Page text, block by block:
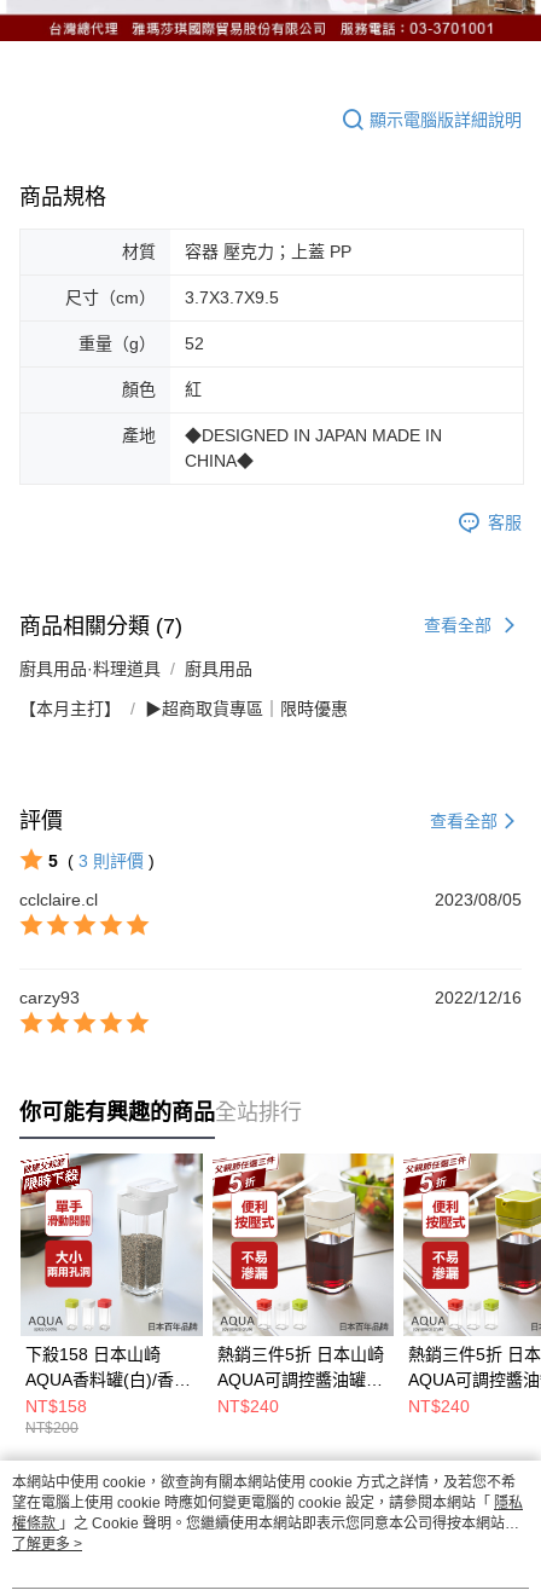
顯示電腦版詳細說明
商品規格
材質 容器 壓克力；上蓋 PP
尺寸（cm） 3.7X3.7X9.5
重量（g） 52
顏色 紅
產地
◆DESIGNED IN JAPAN MADE IN
CHINA◆
客服
商品相關分類 (7) 查看全部
廚具用品·料理道具 廚具用品
【本月主打】 ▶超商取貨專區｜限時優惠
評價 查看全部
5 ( 3 則評價 )
cclclaire.cl
2023/08/05
carzy93 2022/12/16
你可能有興趣的商品全站排行
下殺158 日本山崎
AQUA香料罐(白)/香料
瓶罐/調味料瓶罐/料理
瓶罐/料理配件
NT$158
NT$200
熱銷三件5折 日本山崎
AQUA可調控醬油罐
(白)/香料瓶罐/調味料
件
NT$240
熱銷三件5折 日
AQUA可調控醬
(綠)/香料瓶罐/調
件
NT$240
熱門標籤
本網站中使用 cookie，欲查詢有關本網站使用 cookie 方式之詳情，及若您不希
望在電腦上使用 cookie 時應如何變更電腦的 cookie 設定，請參閱本網站「 隱私
權條款 」之 Cookie 聲明。您繼續使用本網站即表示您同意本公司得按本網站使
用條款之 Cookie 聲明使用 cookie。
了解更多 >